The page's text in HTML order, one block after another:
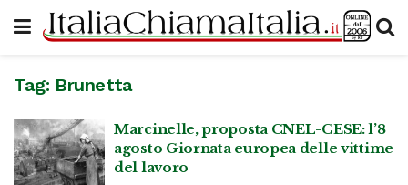
Tag: Brunetta
Marcinelle, proposta CNEL-CESE: l’8
agosto Giornata europea delle vittime
del lavoro